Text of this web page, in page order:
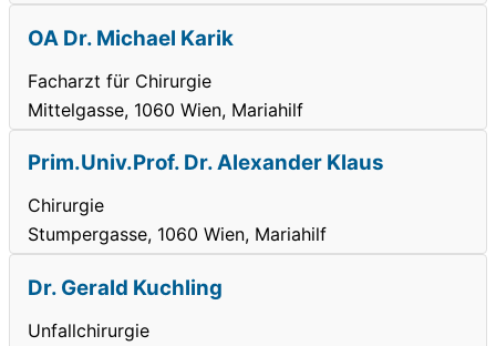
OA Dr. Michael Karik
Facharzt für Chirurgie
Mittelgasse, 1060 Wien, Mariahilf
Prim.Univ.Prof. Dr. Alexander Klaus
Chirurgie
Stumpergasse, 1060 Wien, Mariahilf
Dr. Gerald Kuchling
Unfallchirurgie